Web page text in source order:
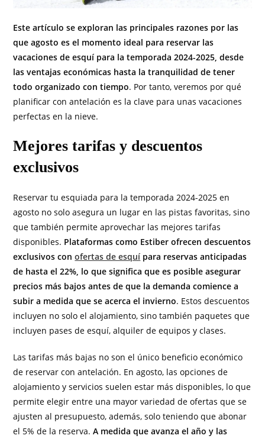
Este artículo se exploran las principales razones por las
que agosto es el momento ideal para reservar las
vacaciones de esquí para la temporada 2024-2025, desde
las ventajas económicas hasta la tranquilidad de tener
todo organizado con tiempo. Por tanto, veremos por qué
planificar con antelación es la clave para unas vacaciones
perfectas en la nieve.
Mejores tarifas y descuentos
exclusivos
Reservar tu esquiada para la temporada 2024-2025 en
agosto no solo asegura un lugar en las pistas favoritas, sino
que también permite aprovechar las mejores tarifas
disponibles. Plataformas como Estiber ofrecen descuentos
exclusivos conofertas de esquípara reservas anticipadas
de hasta el 22%, lo que significa que es posible asegurar
precios más bajos antes de que la demanda comience a
subir a medida que se acerca el invierno. Estos descuentos
incluyen no solo el alojamiento, sino también paquetes que
incluyen pases de esquí, alquiler de equipos y clases.
Las tarifas más bajas no son el único beneficio económico
de reservar con antelación. En agosto, las opciones de
alojamiento y servicios suelen estar más disponibles, lo que
permite elegir entre una mayor variedad de ofertas que se
ajusten al presupuesto, además, solo teniendo que abonar
el 5% de la reserva.A medida que avanza el año y las